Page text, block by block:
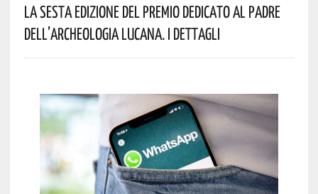
La Sesta Edizione Del Premio Dedicato Al Padre
Dell’archeologia Lucana. I Dettagli